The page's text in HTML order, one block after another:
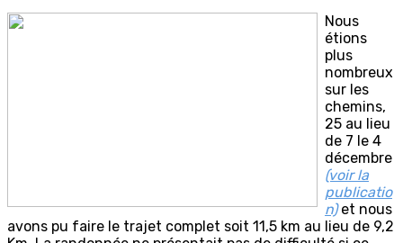
Nous
étions
plus
nombreux
sur les
chemins,
25 au lieu
de 7 le 4
décembre
(voir la
publicatio
n)et nous
avons pu faire le trajet complet soit 11,5 km au lieu de 9,2